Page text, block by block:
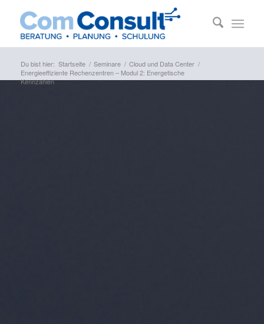
Du bist hier: Startseite / Seminare / Cloud und Data Center /
Energieeffiziente Rechenzentren – Modul 2: Energetische
Kennzahlen